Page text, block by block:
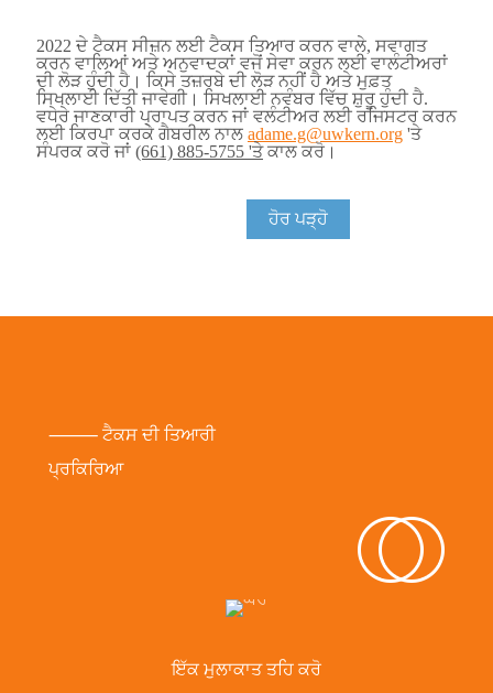
2022 ਦੇ ਟੈਕਸ ਸੀਜ਼ਨ ਲਈ ਟੈਕਸ ਤਿਆਰ ਕਰਨ ਵਾਲੇ, ਸਵਾਗਤ
ਕਰਨ ਵਾਲਿਆਂ ਅਤੇ ਅਨੁਵਾਦਕਾਂ ਵਜੋਂ ਸੇਵਾ ਕਰਨ ਲਈ ਵਾਲੰਟੀਅਰਾਂ
ਦੀ ਲੋੜ ਹੁੰਦੀ ਹੈ। ਕਿਸੇ ਤਜ਼ਰਬੇ ਦੀ ਲੋੜ ਨਹੀਂ ਹੈ ਅਤੇ ਮੁਫ਼ਤ
ਸਿਖਲਾਈ ਦਿੱਤੀ ਜਾਵੇਗੀ। ਸਿਖਲਾਈ ਨਵੰਬਰ ਵਿੱਚ ਸ਼ੁਰੂ ਹੁੰਦੀ ਹੈ.
ਵਧੇਰੇ ਜਾਣਕਾਰੀ ਪ੍ਰਾਪਤ ਕਰਨ ਜਾਂ ਵਲੰਟੀਅਰ ਲਈ ਰਜਿਸਟਰ ਕਰਨ
ਲਈ ਕਿਰਪਾ ਕਰਕੇ ਗੈਬਰੀਲ ਨਾਲ adame.g@uwkern.org 'ਤੇ
ਸੰਪਰਕ ਕਰੋ ਜਾਂ (661) 885-5755 'ਤੇਕਾਲ ਕਰੋ।
ਹੋਰ ਪੜ੍ਹੋ
⸻ ਟੈਕਸ ਦੀ ਤਿਆਰੀ
ਪ੍ਰਕਿਰਿਆ
ਇੱਕ ਮੁਲਾਕਾਤ ਤਹਿ ਕਰੋ